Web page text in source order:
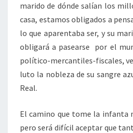
marido de dónde salían los
casa, estamos obligados a
lo que aparentaba ser, y su
obligará a pasearse por el
político-mercantiles-fiscales,
luto la nobleza de su sangre
Real.
El camino que tome la infanta
pero será difícil aceptar que